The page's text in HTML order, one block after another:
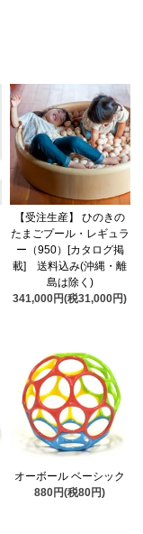
【受注生産】 ひのきの
たまごプール・レギュラ
ー（950）[カタログ掲
載] 送料込み(沖縄・離
島は除く)
341,000円(税31,000円)
オーボール ベーシック
880円(税80円)